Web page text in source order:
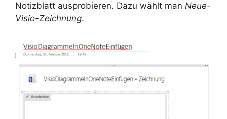
Notizblatt ausprobieren. Dazu wählt man Neue-
Visio-Zeichnung.